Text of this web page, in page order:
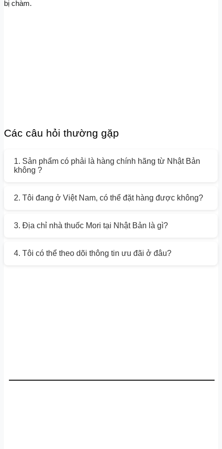
bị chàm.
Các câu hỏi thường gặp
1. Sản phẩm có phải là hàng chính hãng từ Nhật Bản
không ?
2. Tôi đang ở Việt Nam, có thể đặt hàng được không?
3. Địa chỉ nhà thuốc Mori tại Nhật Bản là gì?
4. Tôi có thể theo dõi thông tin ưu đãi ở đâu?